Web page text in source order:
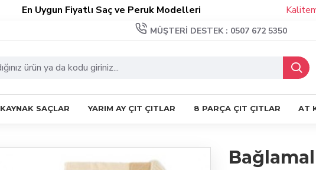
En Uygun Fiyatlı Saç ve Peruk Modelleri Kalitemiz
MÜŞTERI DESTEK : 0507 672 5350
KAYNAK SAÇLAR YARIM AY ÇIT ÇITLAR 8 PARÇA ÇIT ÇITLAR AT